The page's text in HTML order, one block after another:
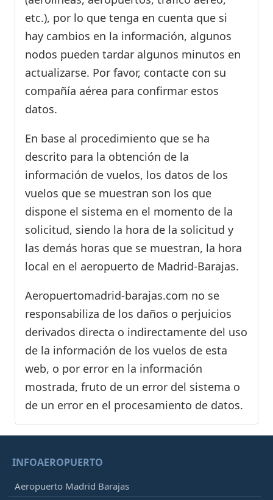
etc.), por lo que tenga en cuenta que si
hay cambios en la información, algunos
nodos pueden tardar algunos minutos en
actualizarse. Por favor, contacte con su
compañía aérea para confirmar estos
datos.
En base al procedimiento que se ha
descrito para la obtención de la
información de vuelos, los datos de los
vuelos que se muestran son los que
dispone el sistema en el momento de la
solicitud, siendo la hora de la solicitud y
las demás horas que se muestran, la hora
local en el aeropuerto de Madrid-Barajas.
Aeropuertomadrid-barajas.com no se
responsabiliza de los daños o perjuicios
derivados directa o indirectamente del uso
de la información de los vuelos de esta
web, o por error en la información
mostrada, fruto de un error del sistema o
de un error en el procesamiento de datos.
INFOAEROPUERTO
Aeropuerto Madrid Barajas